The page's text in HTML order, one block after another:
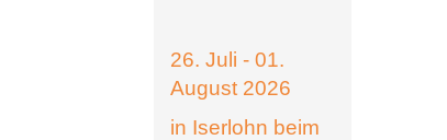
26. Juli - 01.
August 2026
in Iserlohn beim